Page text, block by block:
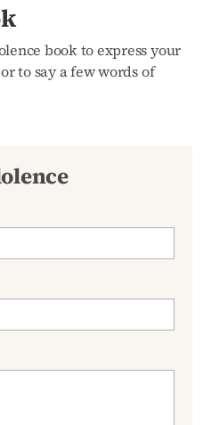
book to express your
to say a few words of